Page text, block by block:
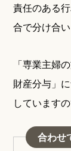
責任のある
合で分け合い
「専業主婦
財産分与」
しています
合わせ